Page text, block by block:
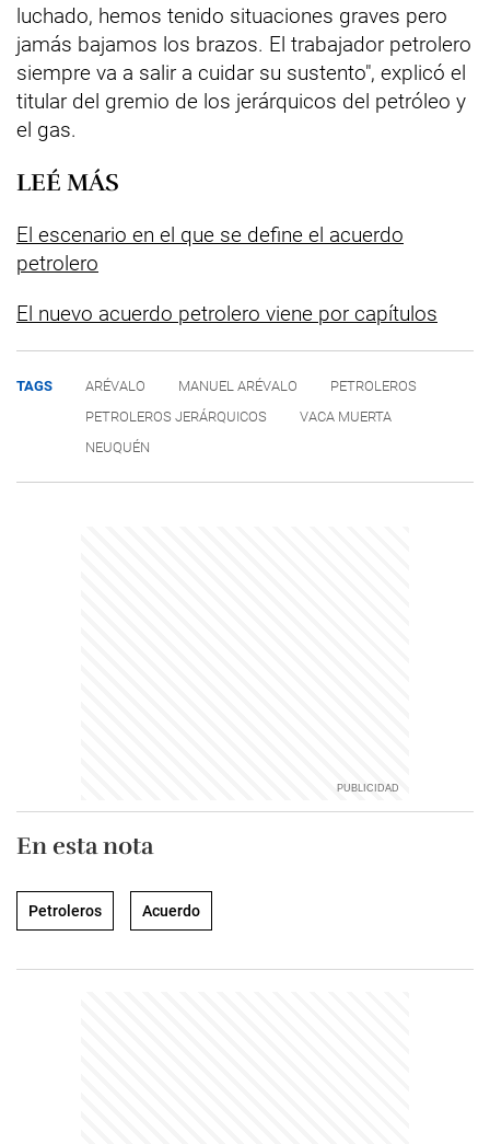
luchado, hemos tenido situaciones graves pero
jamás bajamos los brazos. El trabajador petrolero
siempre va a salir a cuidar su sustento", explicó el
titular del gremio de los jerárquicos del petróleo y
el gas.
LEÉ MÁS
El escenario en el que se define el acuerdo
petrolero
El nuevo acuerdo petrolero viene por capítulos
TAGS ARÉVALO MANUEL ARÉVALO
PETROLEROS
PETROLEROS JERÁRQUICOS
VACA MUERTA
NEUQUÉN
En esta nota
Petroleros Acuerdo